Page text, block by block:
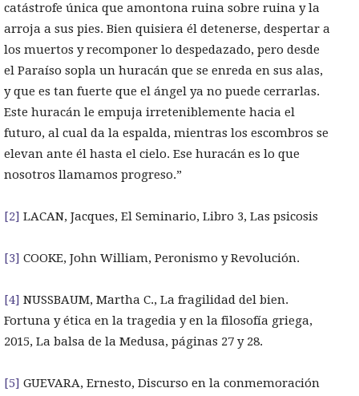
catástrofe única que amontona ruina sobre ruina y la
arroja a sus pies. Bien quisiera él detenerse, despertar a
los muertos y recomponer lo despedazado, pero desde
el Paraíso sopla un huracán que se enreda en sus alas,
y que es tan fuerte que el ángel ya no puede cerrarlas.
Este huracán le empuja irreteniblemente hacia el
futuro, al cual da la espalda, mientras los escombros se
elevan ante él hasta el cielo. Ese huracán es lo que
nosotros llamamos progreso.”
[2] LACAN, Jacques, El Seminario, Libro 3, Las psicosis
[3] COOKE, John William, Peronismo y Revolución.
[4] NUSSBAUM, Martha C., La fragilidad del bien.
Fortuna y ética en la tragedia y en la filosofía griega,
2015, La balsa de la Medusa, páginas 27 y 28.
[5] GUEVARA, Ernesto, Discurso en la conmemoración